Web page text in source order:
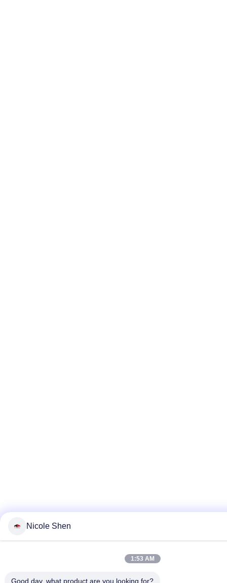
Nicole Shen
1:53 AM
Good day, what product are you looking for?